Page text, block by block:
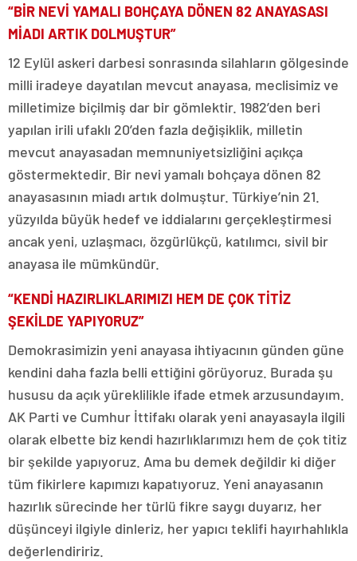
“BİR NEVİ YAMALI BOHÇAYA DÖNEN 82 ANAYASASI
MİADI ARTIK DOLMUŞTUR”
12 Eylül askeri darbesi sonrasında silahların gölgesinde
milli iradeye dayatılan mevcut anayasa, meclisimiz ve
milletimize biçilmiş dar bir gömlektir. 1982’den beri
yapılan irili ufaklı 20’den fazla değişiklik, milletin
mevcut anayasadan memnuniyetsizliğini açıkça
göstermektedir. Bir nevi yamalı bohçaya dönen 82
anayasasının miadı artık dolmuştur. Türkiye’nin 21.
yüzyılda büyük hedef ve iddialarını gerçekleştirmesi
ancak yeni, uzlaşmacı, özgürlükçü, katılımcı, sivil bir
anayasa ile mümkündür.
“KENDİ HAZIRLIKLARIMIZI HEM DE ÇOK TİTİZ
ŞEKİLDE YAPIYORUZ”
Demokrasimizin yeni anayasa ihtiyacının günden güne
kendini daha fazla belli ettiğini görüyoruz. Burada şu
hususu da açık yüreklilikle ifade etmek arzusundayım.
AK Parti ve Cumhur İttifakı olarak yeni anayasayla ilgili
olarak elbette biz kendi hazırlıklarımızı hem de çok titiz
bir şekilde yapıyoruz. Ama bu demek değildir ki diğer
tüm fikirlere kapımızı kapatıyoruz. Yeni anayasanın
hazırlık sürecinde her türlü fikre saygı duyarız, her
düşünceyi ilgiyle dinleriz, her yapıcı teklifi hayırhahlıkla
değerlendiririz.